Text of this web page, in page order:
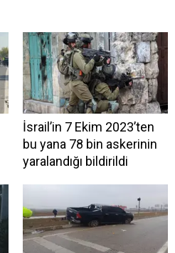
İsrail’in 7 Ekim 2023’ten
bu yana 78 bin askerinin
yaralandığı bildirildi